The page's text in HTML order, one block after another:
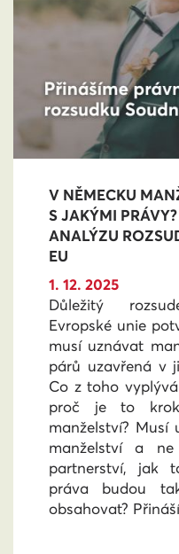
V NĚMECKU
S JAKÝMI
ANALÝZU
EU
1. 12. 2025
Důležitý
Evropské unie
musí uznávat
párů uzavřená v
Co z toho
proč je to
manželství? Musí
manželství a ne
partnerství, jak
práva budou
obsahovat?